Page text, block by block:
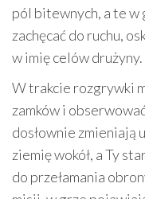
pól bitewnych, a te
zachęcać do ruchu,
w imię celów drużyny.
W trakcie rozgrywki
zamków i
dosłownie zmieniają
ziemię wokół, a Ty
do przełamania